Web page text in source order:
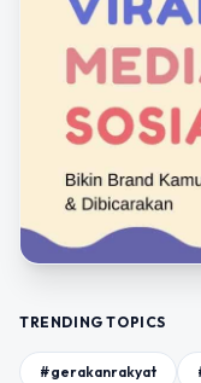
TRENDING TOPICS
#gerakanrakyat